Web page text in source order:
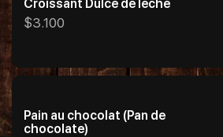
Croissant Dulce de leche
$3.100
Pain au chocolat (Pan de
chocolate)